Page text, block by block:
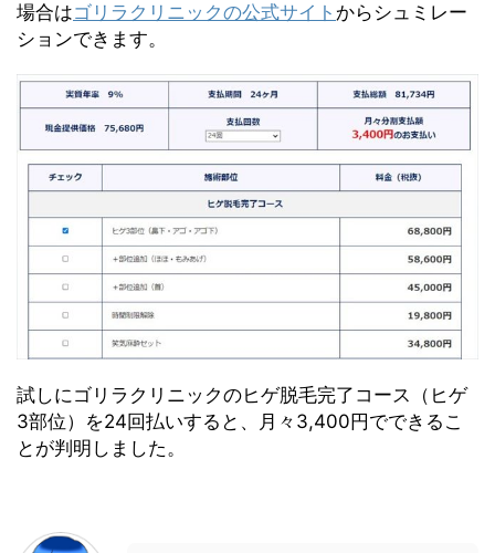
場合はゴリラクリニックの公式サイト からシュミレー
ションできます。
試しにゴリラクリニックのヒゲ脱毛完了コース（ヒゲ
3部位）を24回払いすると、月々3,400円でできるこ
とが判明しました。